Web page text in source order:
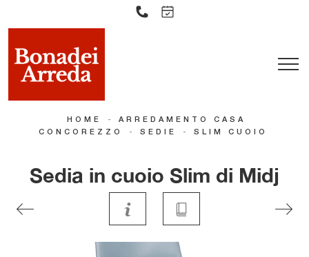
HOME -
ARREDAMENTO CASA
CONCOREZZO
- SEDIE - SLIM CUOIO
Sedia in cuoio Slim di Midj